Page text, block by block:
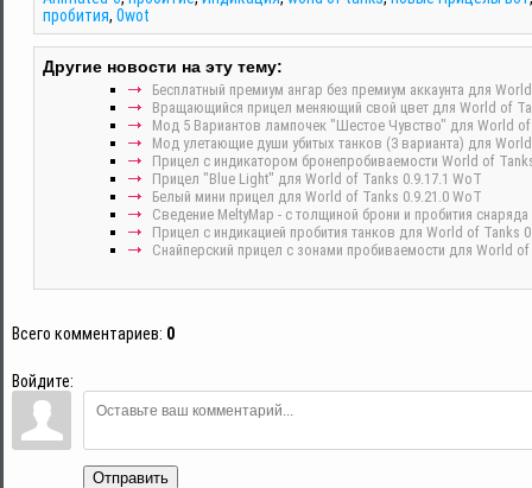
пробития, 0wot
Другие новости на эту тему:
Бесплатный премиум ангар без премиум аккаунта для
Вращающийся прицел меняющий свой цвет для World of
Мод 5 Вариантов лампочек "Шестое Чувство" для World of
Мод улетающие души убитых танков (3 варианта) для
Прицел с индикатором бронепробиваемости World of
Прицел "Blue Light" для World of Tanks 0.9.17.1 WoT
Белый мини прицел для World of Tanks 0.9.21.0 WoT
Сведение MeltyMap - с толщиной брони и пробития
Прицел с индикацией пробития танков для World of Tanks
Снайперский прицел с зонами пробиваемости для World of
Всего комментариев: 0
Войдите:
Отправить